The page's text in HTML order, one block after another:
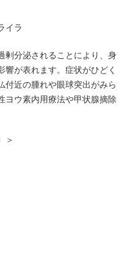
イラ
剰分泌されることにより、身
が表れます。症状がひどく
付近の腫れや眼球突出がみら
ヨウ素内用療法や甲状腺摘除
＞